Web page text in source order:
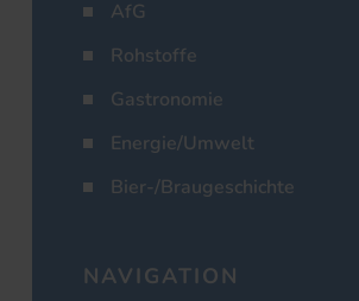
AfG
Rohstoffe
Gastronomie
Energie/Umwelt
Bier-/Braugeschichte
NAVIGATION